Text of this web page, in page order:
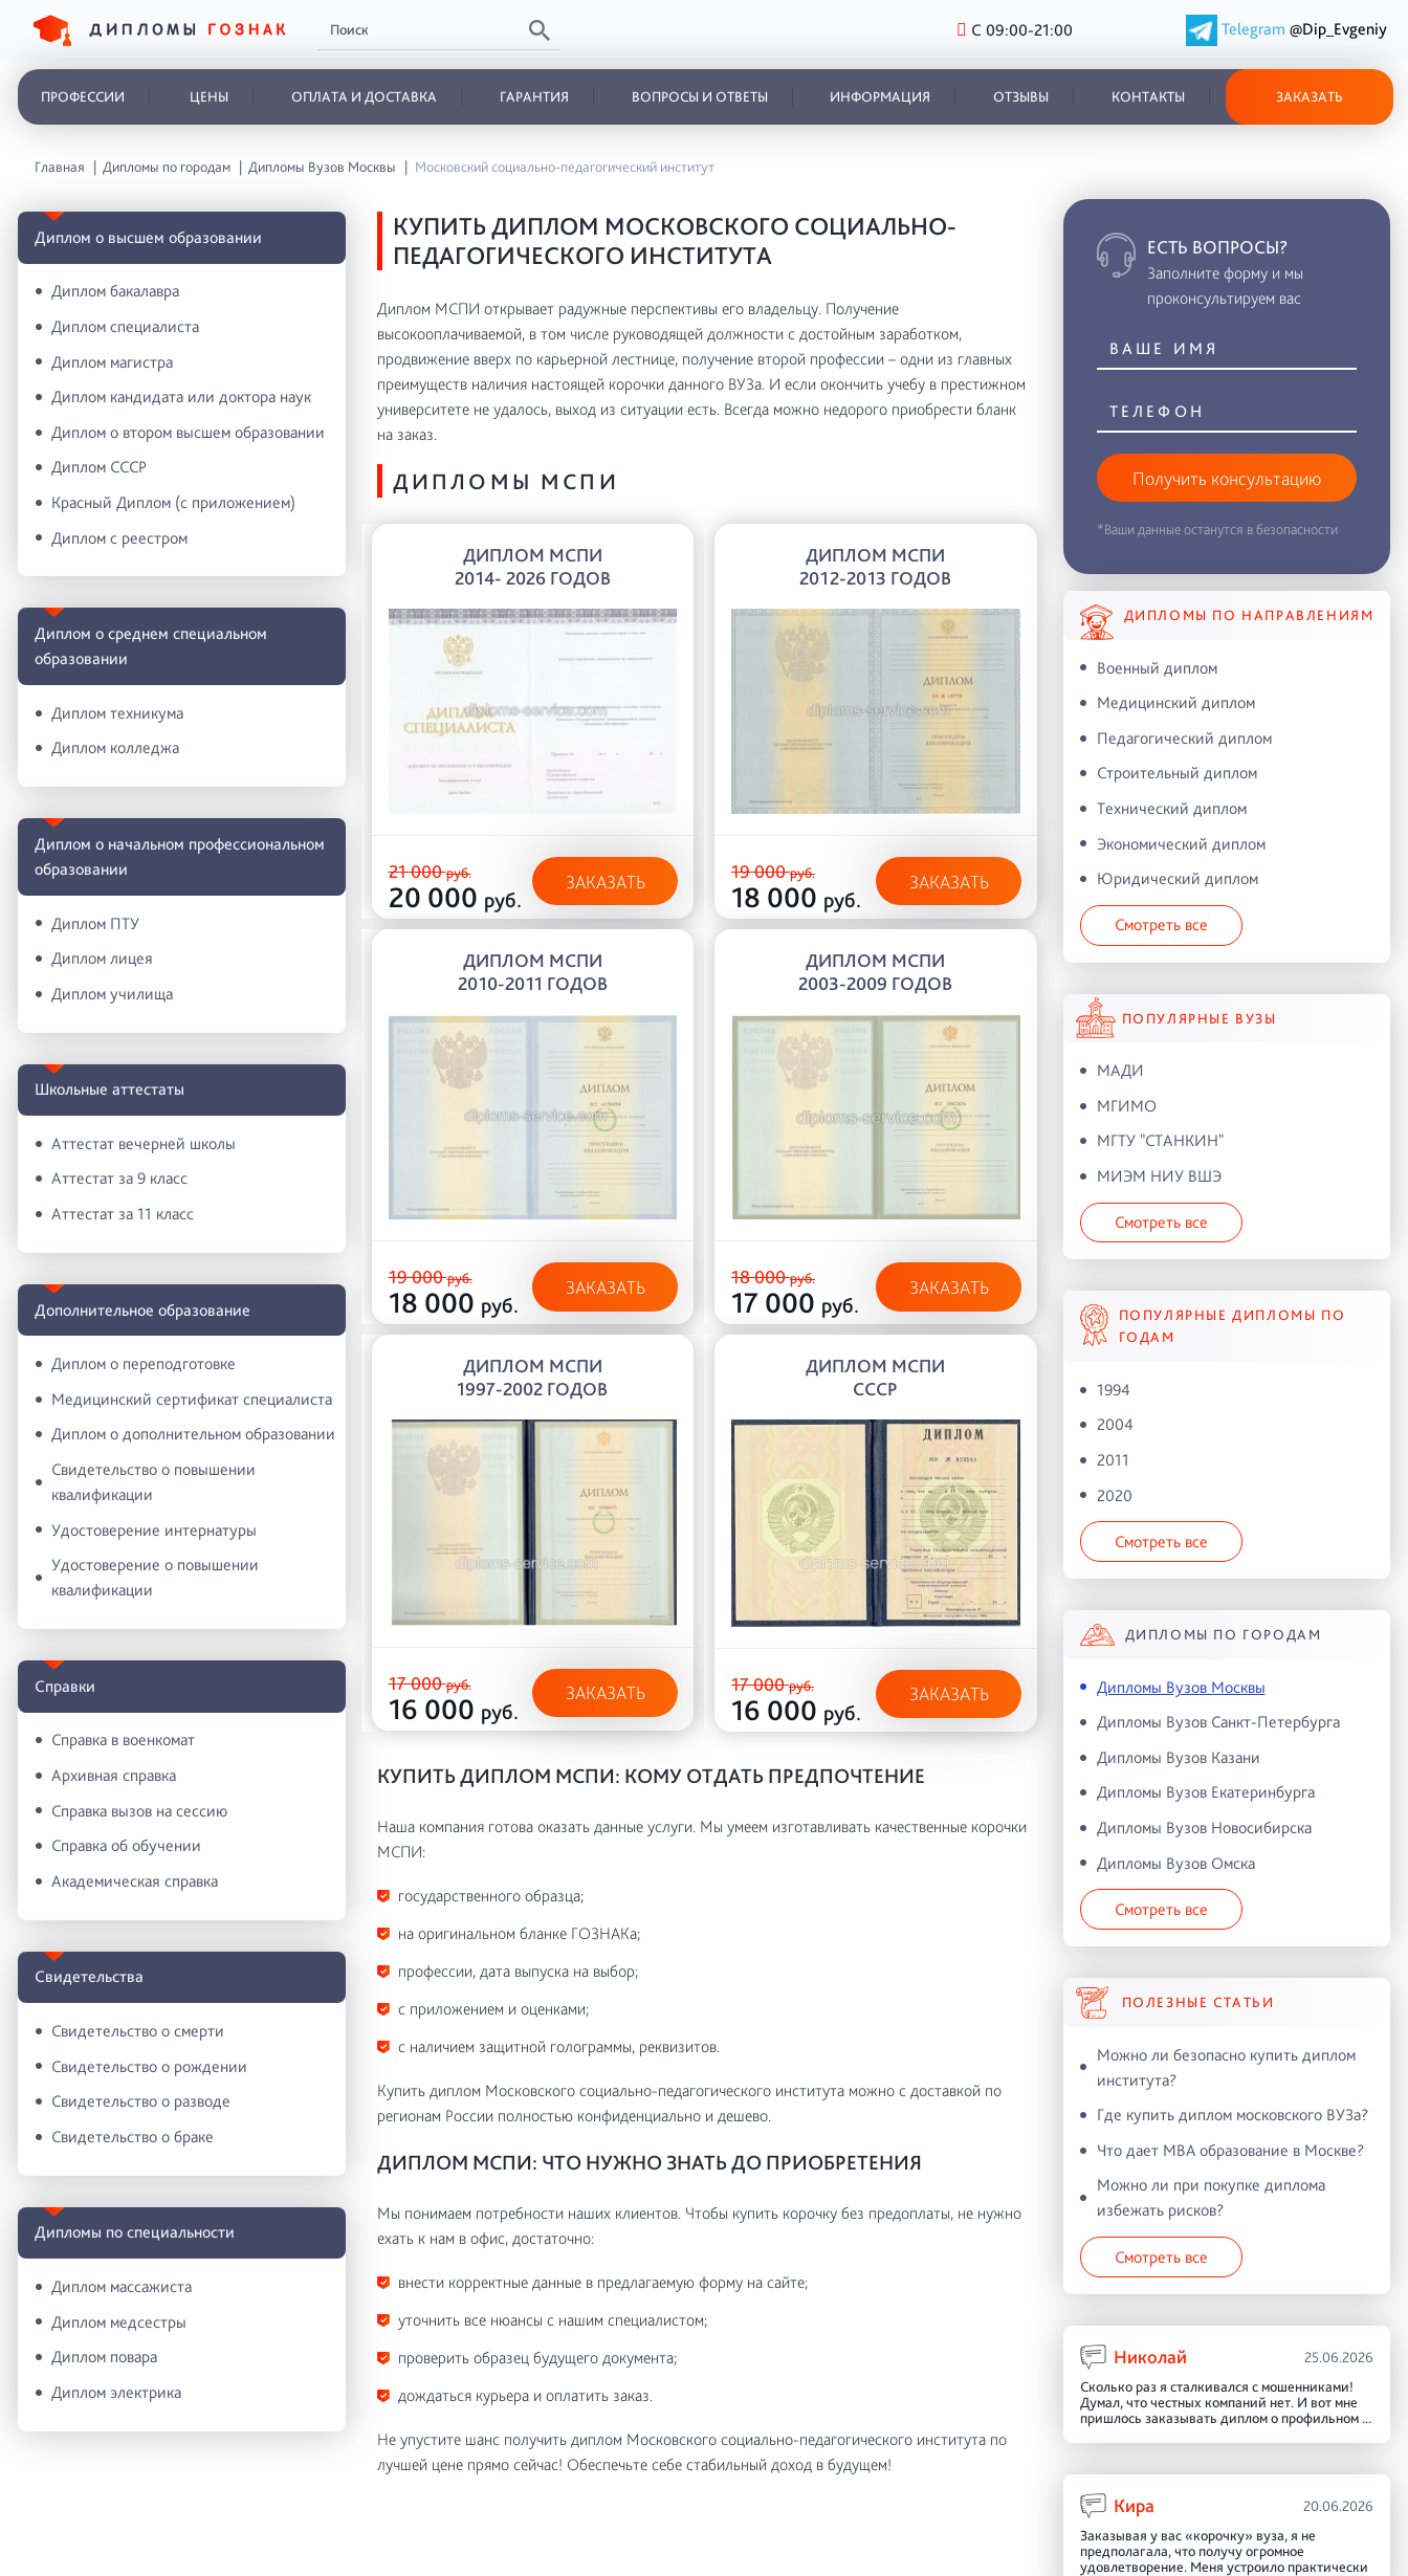
С 09:00-21:00 Telegram @Dip_Evgeniy
ПРОФЕССИИ ЦЕНЫ ОПЛАТА И ДОСТАВКА ГАРАНТИЯ ВОПРОСЫ И ОТВЕТЫ ИНФОРМАЦИЯ ОТЗЫВЫ КОНТАКТЫ ЗАКАЗАТЬ
Главная Дипломы по городам Дипломы Вузов Москвы Московский социально-педагогический институт
Диплом о высшем образовании
Диплом бакалавра
Диплом специалиста
Диплом магистра
Диплом кандидата или доктора наук
Диплом о втором высшем образовании
Диплом СССР
Красный Диплом (с приложением)
Диплом с реестром
Диплом о среднем специальном
образовании
Диплом техникума
Диплом колледжа
Диплом о начальном профессиональном
oбразовании
Диплом ПТУ
Диплом лицея
Диплом училища
Школьные аттестаты
Аттестат вечерней школы
Аттестат за 9 класс
Аттестат за 11 класс
Дополнительное образование
Диплом о переподготовке
Медицинский сертификат специалиста
Диплом о дополнительном образовании
Свидетельство о повышении
квалификации
Удостоверение интернатуры
Удостоверение о повышении
квалификации
Справки
Справка в военкомат
Архивная справка
Справка вызов на сессию
Справка об обучении
Академическая справка
Свидетельства
Свидетельство о смерти
Свидетельство о рождении
Свидетельство о разводе
Свидетельство о браке
Дипломы по специальности
Диплом массажиста
Диплом медсестры
Диплом повара
Диплом электрика
КУПИТЬ ДИПЛОМ МОСКОВСКОГО СОЦИАЛЬНО-
ПЕДАГОГИЧЕСКОГО ИНСТИТУТА
Диплом МСПИ открывает радужные перспективы его владельцу. Получение
высокооплачиваемой, в том числе руководящей должности с достойным заработком,
продвижение вверх по карьерной лестнице, получение второй профессии – одни из главных
преимуществ наличия настоящей корочки данного ВУЗа. И если окончить учебу в престижном
университете не удалось, выход из ситуации есть. Всегда можно недорого приобрести бланк
на заказ.
ДИПЛОМЫ МСПИ
ДИПЛОМ МСПИ
2014- 2026 ГОДОВ
21 000руб.
20 000 руб.
ЗАКАЗАТЬ
ДИПЛОМ МСПИ
2012-2013 ГОДОВ
19 000руб.
18 000 руб.
ЗАКАЗАТЬ
ДИПЛОМ МСПИ
2010-2011 ГОДОВ
19 000руб.
18 000 руб.
ЗАКАЗАТЬ
ДИПЛОМ МСПИ
2003-2009 ГОДОВ
18 000руб.
17 000 руб.
ЗАКАЗАТЬ
ДИПЛОМ МСПИ
1997-2002 ГОДОВ
17 000руб.
16 000 руб.
ЗАКАЗАТЬ
ДИПЛОМ МСПИ
СССР
17 000руб.
16 000 руб.
ЗАКАЗАТЬ
КУПИТЬ ДИПЛОМ МСПИ: КОМУ ОТДАТЬ ПРЕДПОЧТЕНИЕ
Наша компания готова оказать данные услуги. Мы умеем изготавливать качественные корочки
МСПИ:
государственного образца;
на оригинальном бланке ГОЗНАКа;
профессии, дата выпуска на выбор;
с приложением и оценками;
с наличием защитной голограммы, реквизитов.
Купить диплом Московского социально-педагогического института можно с доставкой по
регионам России полностью конфиденциально и дешево.
ДИПЛОМ МСПИ: ЧТО НУЖНО ЗНАТЬ ДО ПРИОБРЕТЕНИЯ
Мы понимаем потребности наших клиентов. Чтобы купить корочку без предоплаты, не нужно
ехать к нам в офис, достаточно:
внести корректные данные в предлагаемую форму на сайте;
уточнить все нюансы с нашим специалистом;
проверить образец будущего документа;
дождаться курьера и оплатить заказ.
Не упустите шанс получить диплом Московского социально-педагогического института по
лучшей цене прямо сейчас! Обеспечьте себе стабильный доход в будущем!
ЕСТЬ ВОПРОСЫ?
Заполните форму и мы
проконсультируем вас
Получить консультацию
*Ваши данные останутся в безопасности
ДИПЛОМЫ ПО НАПРАВЛЕНИЯМ
Военный диплом
Медицинский диплом
Педагогический диплом
Строительный диплом
Технический диплом
Экономический диплом
Юридический диплом
Смотреть все
ПОПУЛЯРНЫЕ ВУЗЫ
МАДИ
МГИМО
МГТУ "СТАНКИН"
МИЭМ НИУ ВШЭ
Смотреть все
ПОПУЛЯРНЫЕ ДИПЛОМЫ ПО
ГОДАМ
1994
2004
2011
2020
Смотреть все
ДИПЛОМЫ ПО ГОРОДАМ
Дипломы Вузов Москвы
Дипломы Вузов Санкт-Петербурга
Дипломы Вузов Казани
Дипломы Вузов Екатеринбурга
Дипломы Вузов Новосибирска
Дипломы Вузов Омска
Смотреть все
ПОЛЕЗНЫЕ СТАТЬИ
Можно ли безопасно купить диплом
института?
Где купить диплом московского ВУЗа?
Что дает MBA образование в Москве?
Можно ли при покупке диплома
избежать рисков?
Смотреть все
Николай 25.06.2026
Сколько раз я сталкивался с мошенниками!
Думал, что честных компаний нет. И вот мне
пришлось заказывать диплом о профильном ...
Кира 20.06.2026
Заказывая у вас «корочку» вуза, я не
предполагала, что получу огромное
удовлетворение. Меня устроило практически